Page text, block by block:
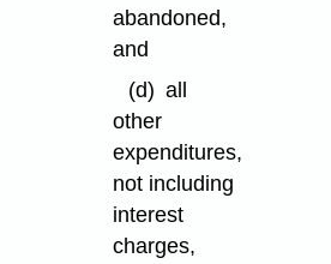
abandoned,
and
(d) all
other
expenditures,
not including
interest
charges,